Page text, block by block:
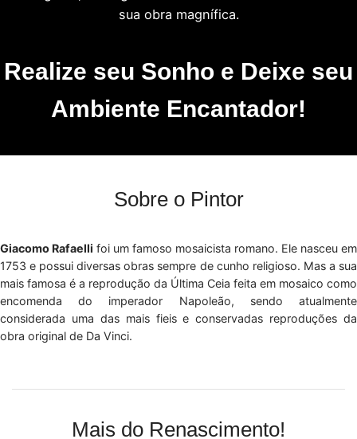
sua obra magnífica.
Realize seu Sonho e Deixe seu
Ambiente Encantador!
Sobre o Pintor
Giacomo Rafaelli foi um famoso mosaicista romano. Ele nasceu em
1753 e possui diversas obras sempre de cunho religioso. Mas a sua
mais famosa é a reprodução da Última Ceia feita em mosaico como
encomenda do imperador Napoleão, sendo atualmente
considerada uma das mais fieis e conservadas reproduções da
obra original de Da Vinci.
Mais do Renascimento!